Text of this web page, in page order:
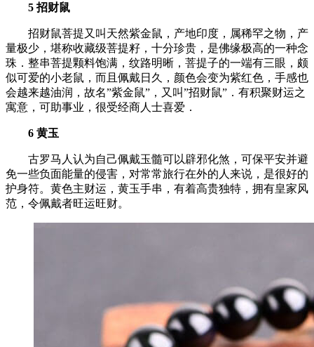
5 招财鼠
招财鼠菩提又叫天然紫金鼠，产地印度，属稀罕之物，产
量极少，堪称收藏级菩提籽，十分珍贵，是佛缘极高的一种念
珠．整串菩提颗料饱满，纹路明晰，菩提子的一端有三眼，颇
似可爱的小老鼠，而且佩戴日久，颜色会变为紫红色，手感也
会越来越油润，故名”紫金鼠”，又叫”招财鼠”．有积聚财运之
寓意，可助事业，很受经商人士喜爱．
6 黄玉
古罗马人认为自己佩戴玉髓可以辟邪化煞，可保平安并避
免一些负面能量的侵害，对常常旅行在外的人来说，是很好的
护身符。黄色主财运，黄玉手串，有着高贵独特，拥有皇家风
范，令佩戴者旺运旺财。